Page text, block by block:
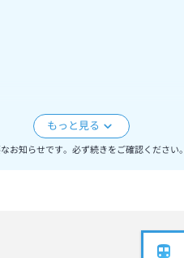
お知らせです。必ず続きをご確認ください。